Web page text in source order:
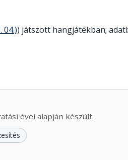
04.)) játszott hangjátékban;
évei alapján készült.